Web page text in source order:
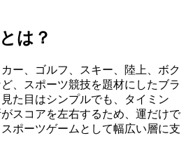
は？
ー、ゴルフ、スキー、陸上、ボク
、スポーツ競技を題材にしたブラ
た目はシンプルでも、タイミン
スコアを左右するため、運だけで
ポーツゲームとして幅広い層に支